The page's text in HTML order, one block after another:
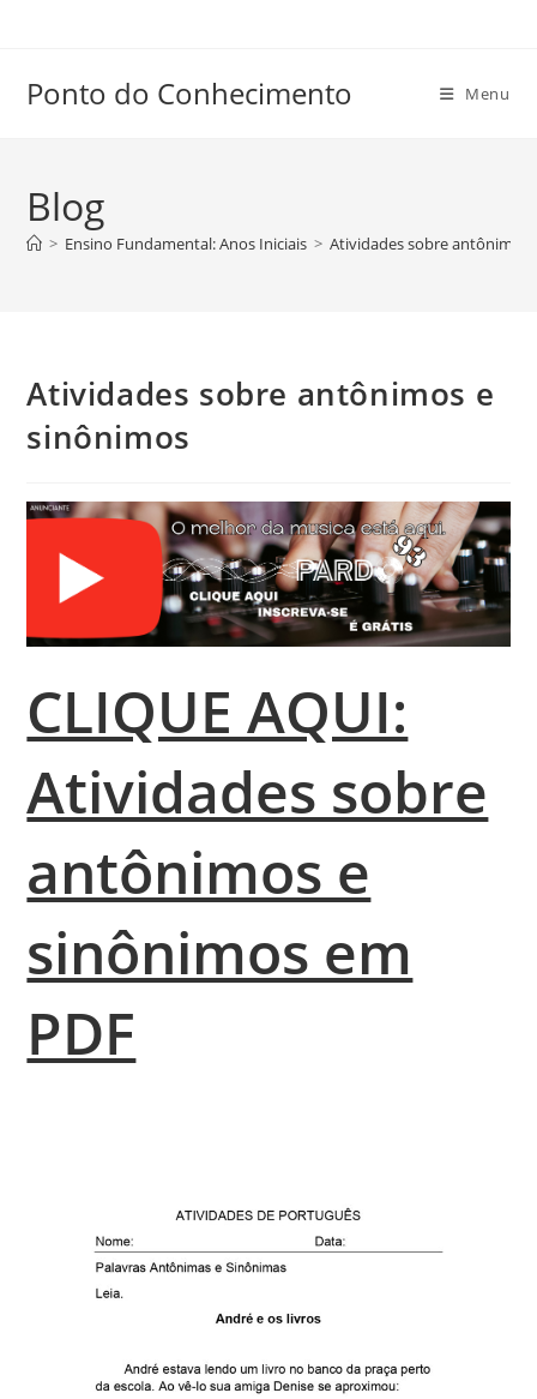
conteúdo
Ponto do Conhecimento Menu
Blog
> Ensino Fundamental: Anos Iniciais > Atividades sobre antônimos
Atividades sobre antônimos e
sinônimos
CLIQUE AQUI:
Atividades sobre
antônimos e
sinônimos em
PDF